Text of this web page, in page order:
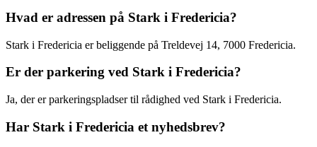
Hvad er adressen på Stark i Fredericia?
Stark i Fredericia er beliggende på Treldevej 14, 7000 Fredericia.
Er der parkering ved Stark i Fredericia?
Ja, der er parkeringspladser til rådighed ved Stark i Fredericia.
Har Stark i Fredericia et nyhedsbrev?